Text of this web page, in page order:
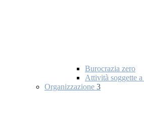
Burocrazia zero
Attività soggette
Organizzazione 3